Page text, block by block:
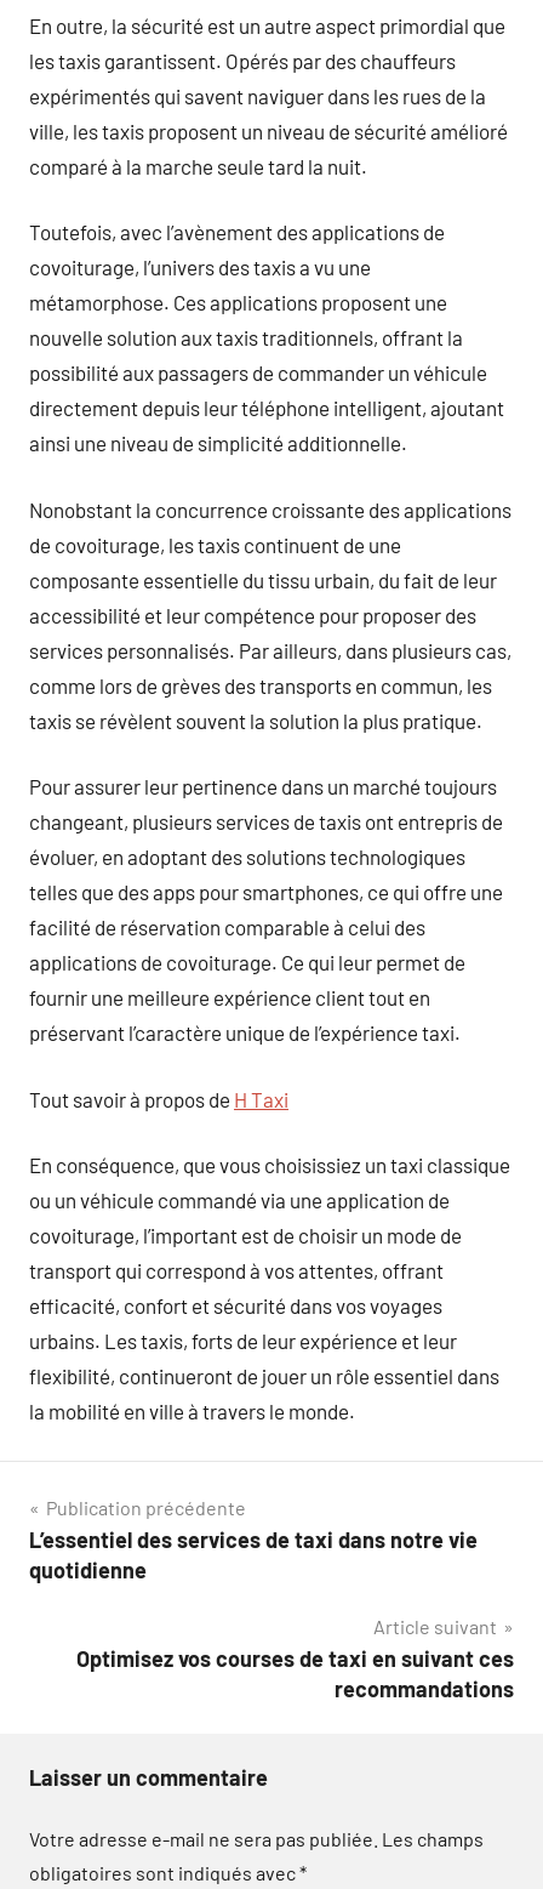
En outre, la sécurité est un autre aspect primordial que
les taxis garantissent. Opérés par des chauffeurs
expérimentés qui savent naviguer dans les rues de la
ville, les taxis proposent un niveau de sécurité amélioré
comparé à la marche seule tard la nuit.
Toutefois, avec l’avènement des applications de
covoiturage, l’univers des taxis a vu une
métamorphose. Ces applications proposent une
nouvelle solution aux taxis traditionnels, offrant la
possibilité aux passagers de commander un véhicule
directement depuis leur téléphone intelligent, ajoutant
ainsi une niveau de simplicité additionnelle.
Nonobstant la concurrence croissante des applications
de covoiturage, les taxis continuent de une
composante essentielle du tissu urbain, du fait de leur
accessibilité et leur compétence pour proposer des
services personnalisés. Par ailleurs, dans plusieurs cas,
comme lors de grèves des transports en commun, les
taxis se révèlent souvent la solution la plus pratique.
Pour assurer leur pertinence dans un marché toujours
changeant, plusieurs services de taxis ont entrepris de
évoluer, en adoptant des solutions technologiques
telles que des apps pour smartphones, ce qui offre une
facilité de réservation comparable à celui des
applications de covoiturage. Ce qui leur permet de
fournir une meilleure expérience client tout en
préservant l’caractère unique de l’expérience taxi.
Tout savoir à propos de H Taxi
En conséquence, que vous choisissiez un taxi classique
ou un véhicule commandé via une application de
covoiturage, l’important est de choisir un mode de
transport qui correspond à vos attentes, offrant
efficacité, confort et sécurité dans vos voyages
urbains. Les taxis, forts de leur expérience et leur
flexibilité, continueront de jouer un rôle essentiel dans
la mobilité en ville à travers le monde.
Navigation
de
Publication précédente
L’essentiel des services de taxi dans notre vie
quotidienne
Article suivant
Optimisez vos courses de taxi en suivant ces
recommandations
Laisser un commentaire
Votre adresse e-mail ne sera pas publiée. Les champs
obligatoires sont indiqués avec*